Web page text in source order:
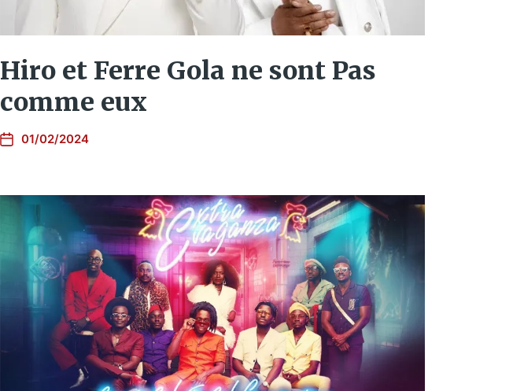
Hiro et Ferre Gola ne sont Pas
comme eux
01/02/2024